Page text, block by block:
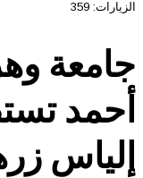
الزيارات: 359
أحمد
إلياس